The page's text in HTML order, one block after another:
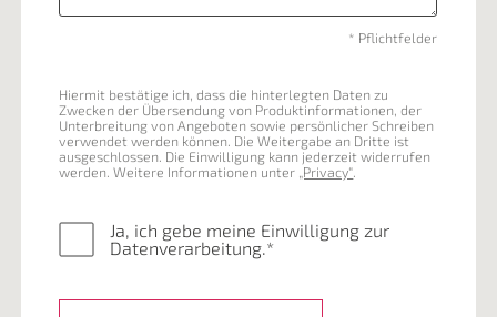
* Pflichtfelder
Hiermit bestätige ich, dass die hinterlegten Daten zu
Zwecken der Übersendung von Produktinformationen, der
Unterbreitung von Angeboten sowie persönlicher Schreiben
verwendet werden können. Die Weitergabe an Dritte ist
ausgeschlossen. Die Einwilligung kann jederzeit widerrufen
werden. Weitere Informationen unter „Privacy“.
Ja, ich gebe meine Einwilligung zur
Datenverarbeitung.*